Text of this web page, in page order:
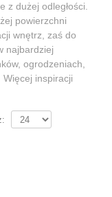
z dużej odległości.
powierzchni
wnętrz, zaś do
najbardziej
ogrodzeniach,
inspiracji